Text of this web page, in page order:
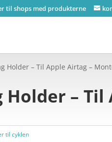
til shops med produkterne
Holder – Til Apple Airtag –
Holder –
til cyklen